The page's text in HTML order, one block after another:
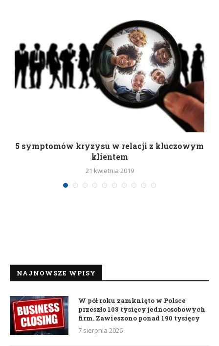
5 symptomów kryzysu w relacji z kluczowym
klientem
21 kwietnia 2019
NAJNOWSZE WPISY
W pół roku zamknięto w Polsce
przeszło 108 tysięcy jednoosobowych
firm. Zawieszono ponad 190 tysięcy
7 sierpnia 2026